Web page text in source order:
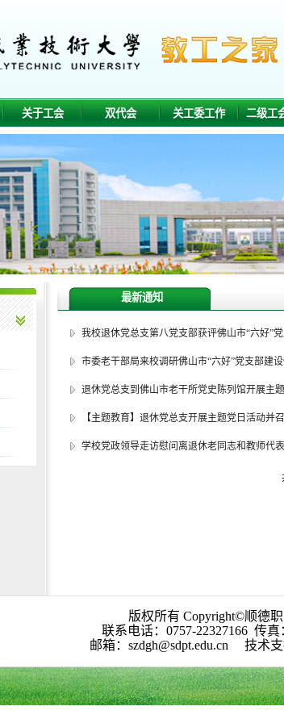
关于工会 双代会 关工委工作 二级工
最新通知
我校退休党总支第八党支部获评佛山市“六好”
市委老干部局来校调研佛山市“六好”党支部建
退休党总支到佛山市老干所党史陈列馆开展主
【主题教育】退休党总支开展主题党日活动并
学校党政领导走访慰问离退休老同志和教师代表
版权所有 Copyright©顺德
联系电话：0757-22327166 传真
邮箱：szdgh@sdpt.edu.cn 技术